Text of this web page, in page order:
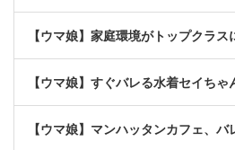
【ウマ娘】家庭環境がトップクラ
【ウマ娘】すぐバレる水着セイちゃ
【ウマ娘】マンハッタンカフェ、バ